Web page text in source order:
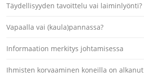
Täydellisyyden tavoittelu vai laiminlyönti?
Vapaalla vai (kaula)pannassa?
Informaation merkitys johtamisessa
Ihmisten korvaaminen koneilla on alkanut